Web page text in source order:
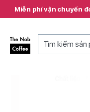
Miễn phí vận chuyển
Tìm kiếm sản